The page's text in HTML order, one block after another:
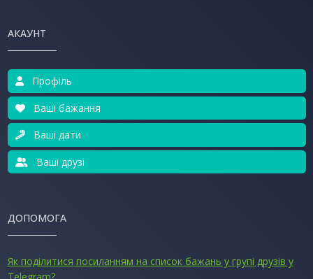
АКАУНТ
Профіль
Ваші бажання
Ваші дати
Ваші друзі
ДОПОМОГА
Як поділитися посиланням на список бажань у групі друзів у